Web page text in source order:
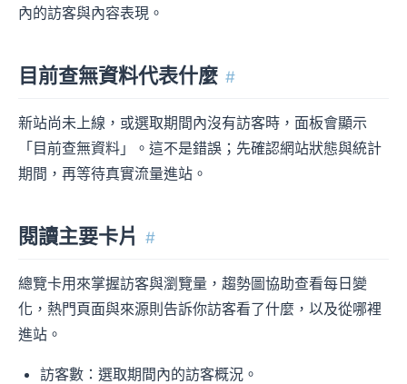
內的訪客與內容表現。
目前查無資料代表什麼 #
新站尚未上線，或選取期間內沒有訪客時，面板會顯示
「目前查無資料」。這不是錯誤；先確認網站狀態與統計
期間，再等待真實流量進站。
閱讀主要卡片 #
總覽卡用來掌握訪客與瀏覽量，趨勢圖協助查看每日變
化，熱門頁面與來源則告訴你訪客看了什麼，以及從哪裡
進站。
訪客數：選取期間內的訪客概況。